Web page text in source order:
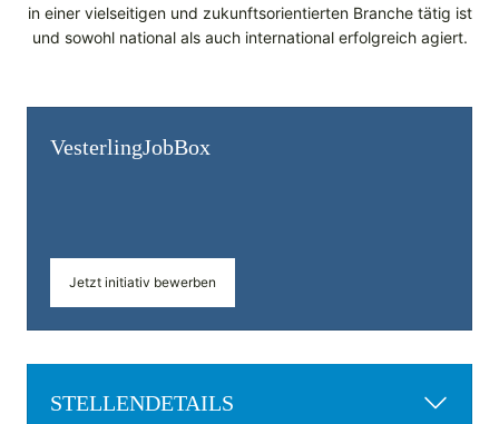
in einer vielseitigen und zukunftsorientierten Branche tätig ist
und sowohl national als auch international erfolgreich agiert.
Vesterling­JobBox
Jetzt initiativ bewerben
STELLENDETAILS